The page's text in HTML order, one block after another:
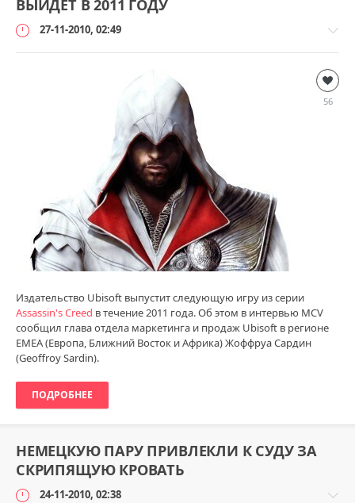
ВЫЙДЕТ В 2011 ГОДУ
27-11-2010, 02:49
56
Издательство Ubisoft выпустит следующую игру из серии
Assassin's Creed в течение 2011 года. Об этом в интервью MCV
сообщил глава отдела маркетинга и продаж Ubisoft в регионе
EMEA (Европа, Ближний Восток и Африка) Жоффруа Сардин
(Geoffroy Sardin).
ПОДРОБНЕЕ
НЕМЕЦКУЮ ПАРУ ПРИВЛЕКЛИ К СУДУ ЗА
СКРИПЯЩУЮ КРОВАТЬ
24-11-2010, 02:38